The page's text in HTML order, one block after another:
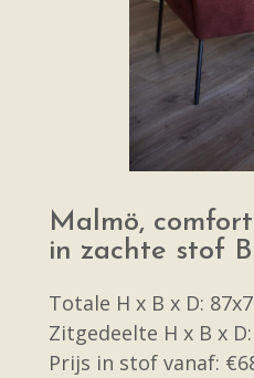
Malmö,
in zachte stof
Totale H x B x D:
Zitgedeelte H x B x
Prijs in stof vanaf: